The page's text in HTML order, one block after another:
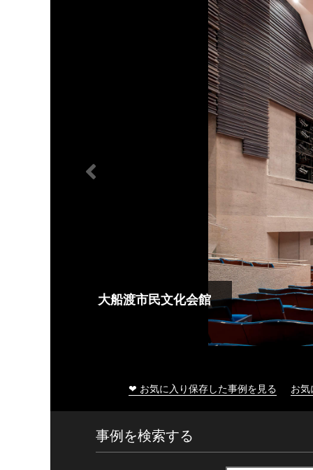
大船渡市民文化会館
❤ お気に入り保存した事例を見る お
事例を検索する